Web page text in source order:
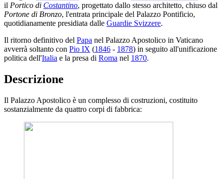
il Portico di Costantino, progettato dallo stesso architetto, chiuso dal
Portone di Bronzo, l'entrata principale del Palazzo Pontificio,
quotidianamente presidiata dalle Guardie Svizzere.
Il ritorno definitivo del Papa nel Palazzo Apostolico in Vaticano
avverrà soltanto con Pio IX (1846 - 1878) in seguito all'unificazione
politica dell'Italia e la presa di Roma nel 1870.
Descrizione
Il Palazzo Apostolico è un complesso di costruzioni, costituito
sostanzialmente da quattro corpi di fabbrica: